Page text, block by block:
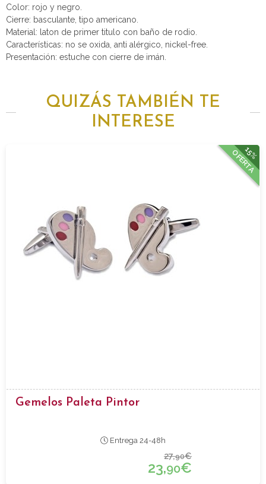
Color: rojo y negro.
Cierre: basculante, tipo americano.
Material: laton de primer titulo con baño de rodio.
Características: no se oxida, anti alérgico, nickel-free.
Presentación: estuche con cierre de imán.
QUIZÁS TAMBIÉN TE
INTERESE
15%
OFERTA
Gemelos Paleta Pintor
Entrega 24-48h
27,90€
23,90€